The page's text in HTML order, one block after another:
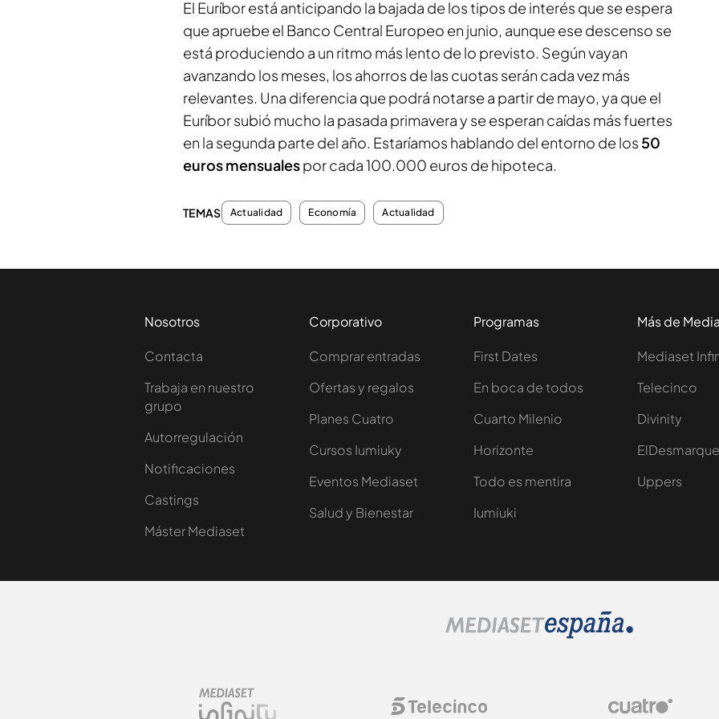
El Euríbor está anticipando la bajada de los tipos de interés que se espera
que apruebe el Banco Central Europeo en junio, aunque ese descenso se
está produciendo a un ritmo más lento de lo previsto. Según vayan
avanzando los meses, los ahorros de las cuotas serán cada vez más
relevantes. Una diferencia que podrá notarse a partir de mayo, ya que el
Euríbor subió mucho la pasada primavera y se esperan caídas más fuertes
en la segunda parte del año. Estaríamos hablando del entorno de los 50
euros mensualespor cada 100.000 euros de hipoteca.
TEMAS Actualidad Economía Actualidad
Nosotros
Contacta
Trabaja en nuestro
grupo
Autorregulación
Notificaciones
Castings
Máster Mediaset
Corporativo
Comprar entradas
Ofertas y regalos
Planes Cuatro
Cursos Iumiuky
Eventos Mediaset
Salud y Bienestar
Programas
First Dates
En boca de todos
Cuarto Milenio
Horizonte
Todo es mentira
Iumiuki
Más de
Mediaset
Telecinco
Divinity
ElDesmarque
Uppers